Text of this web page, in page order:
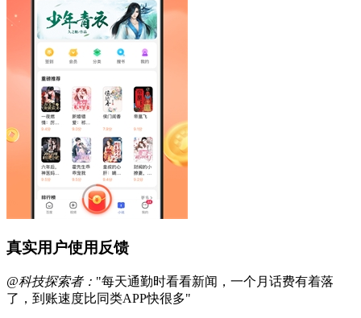
真实用户使用反馈
@科技探索者： "每天通勤时看看新闻，一个月话费有着落
了，到账速度比同类APP快很多"